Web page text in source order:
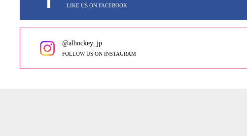
LIKE US ON FACEBOOK
@alhockey_jp
FOLLOW US ON INSTAGRAM